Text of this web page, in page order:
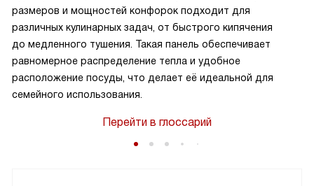
размеров и мощностей конфорок подходит для
различных кулинарных задач, от быстрого кипячения
до медленного тушения. Такая панель обеспечивает
равномерное распределение тепла и удобное
расположение посуды, что делает её идеальной для
семейного использования.
Перейти в глоссарий